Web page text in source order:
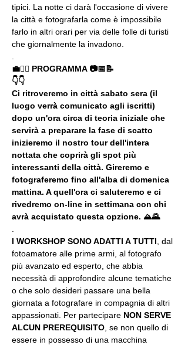
tipici. La notte ci darà l'occasione di vivere
la città e fotografarla come è impossibile
farlo in altri orari per via delle folle di turisti
che giornalmente la invadono.
💼🚶‍♂️ PROGRAMMA 📷📅📝
👇👇
Ci ritroveremo in città sabato sera (il
luogo verrà comunicato agli iscritti)
dopo un'ora circa di teoria iniziale che
servirà a preparare la fase di scatto
inizieremo il nostro tour dell'intera
nottata che coprirà gli spot più
interessanti della città. Gireremo e
fotograferemo fino all'alba di domenica
mattina. A quell'ora ci saluteremo e ci
rivedremo on-line in settimana con chi
avrà acquistato questa opzione. ⛰🌄
I WORKSHOP SONO ADATTI A TUTTI , dal
fotoamatore alle prime armi, al fotografo
più avanzato ed esperto, che abbia
necessità di approfondire alcune tematiche
o che solo desideri passare una bella
giornata a fotografare in compagnia di altri
appassionati. Per partecipare NON SERVE
ALCUN PREREQUISITO , se non quello di
essere in possesso di una macchina